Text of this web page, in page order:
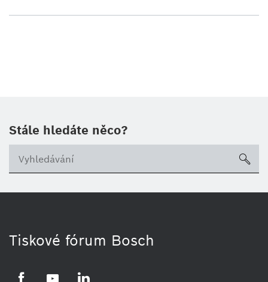
Stále hledáte něco?
Tiskové fórum Bosch